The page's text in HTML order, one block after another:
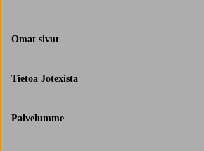
Omat sivut
Tietoa Jotexista
Palvelumme